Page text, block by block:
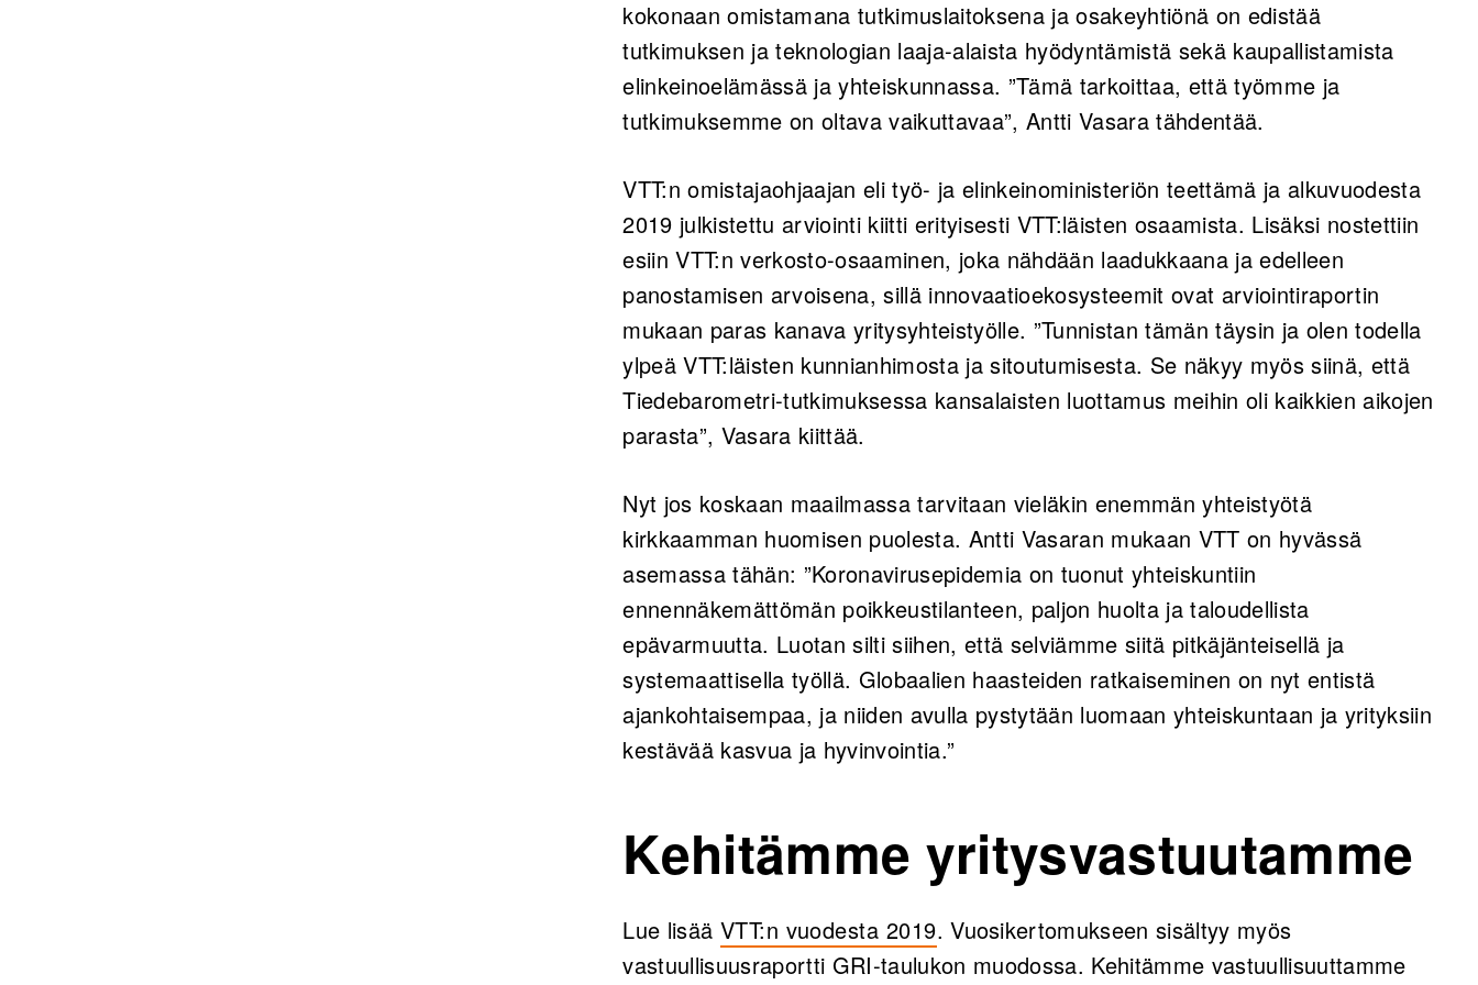
kokonaan omistamana tutkimuslaitoksena ja osakeyhtiönä on edistää
tutkimuksen ja teknologian laaja-alaista hyödyntämistä sekä kaupallistamista
elinkeinoelämässä ja yhteiskunnassa. ”Tämä tarkoittaa, että työmme ja
tutkimuksemme on oltava vaikuttavaa”, Antti Vasara tähdentää.
VTT:n omistajaohjaajan eli työ- ja elinkeinoministeriön teettämä ja alkuvuodesta
2019 julkistettu arviointi kiitti erityisesti VTT:läisten osaamista. Lisäksi nostettiin
esiin VTT:n verkosto-osaaminen, joka nähdään laadukkaana ja edelleen
panostamisen arvoisena, sillä innovaatioekosysteemit ovat arviointiraportin
mukaan paras kanava yritysyhteistyölle. ”Tunnistan tämän täysin ja olen todella
ylpeä VTT:läisten kunnianhimosta ja sitoutumisesta. Se näkyy myös siinä, että
Tiedebarometri-tutkimuksessa kansalaisten luottamus meihin oli kaikkien aikojen
parasta”, Vasara kiittää.
Nyt jos koskaan maailmassa tarvitaan vieläkin enemmän yhteistyötä
kirkkaamman huomisen puolesta. Antti Vasaran mukaan VTT on hyvässä
asemassa tähän: ”Koronavirusepidemia on tuonut yhteiskuntiin
ennennäkemättömän poikkeustilanteen, paljon huolta ja taloudellista
epävarmuutta. Luotan silti siihen, että selviämme siitä pitkäjänteisellä ja
systemaattisella työllä. Globaalien haasteiden ratkaiseminen on nyt entistä
ajankohtaisempaa, ja niiden avulla pystytään luomaan yhteiskuntaan ja yrityksiin
kestävää kasvua ja hyvinvointia.”
Kehitämme yritysvastuutamme
Lue lisää VTT:n vuodesta 2019. Vuosikertomukseen sisältyy myös
vastuullisuusraportti GRI-taulukon muodossa. Kehitämme vastuullisuuttamme